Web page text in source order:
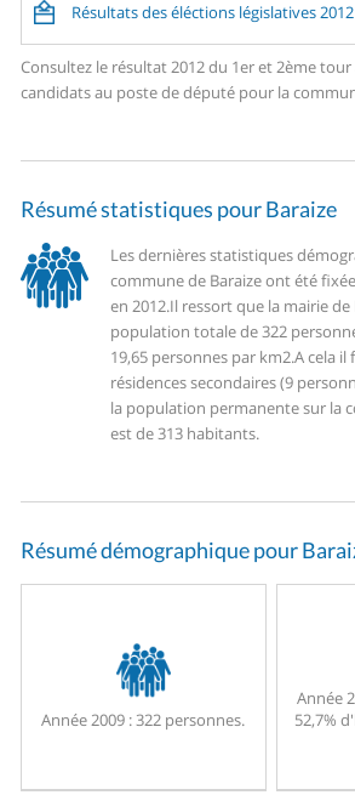
Résultats des éléctions législatives 2012
Consultez le résultat 2012 du 1er et 2ème tour
candidats au poste de député pour la
Résumé statistiques pour Baraize
Les dernières statistiques
commune de Baraize ont été
en 2012.Il ressort que la mairie
population totale de 322
19,65 personnes par km2.A cela il
résidences secondaires (9
la population permanente sur la
est de 313 habitants.
Résumé démographique pour
Année 2009 :322 personnes.
Année
52,7%